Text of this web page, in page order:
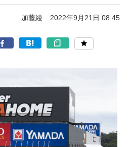
加藤綾 2022年9月21日 08:45